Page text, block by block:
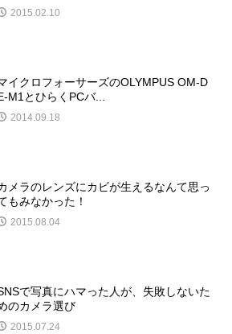
2015.02.10
イクロフォーサーズのOLYMPUS OM-D
M1とひらくPCバ...
2014.09.18
メラのレンズにカビが生えるなんて思っ
もみなかった！
2015.08.04
で写真にハマった人が、失敗しないた
のカメラ選び
2015.07.24